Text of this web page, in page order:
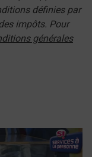
définies par
impôts. Pour
générales